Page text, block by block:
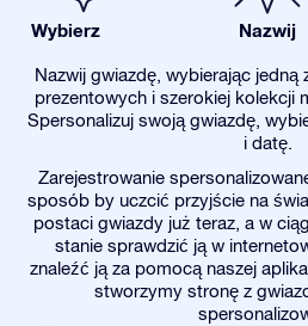
Wybierz Nazwij
Nazwij gwiazdę, wybierając
prezentowych i szerokiej kolekcji
Spersonalizuj swoją gwiazdę,
i datę.
Zarejestrowanie
sposób by uczcić przyjście na
postaci gwiazdy już teraz, a w
stanie sprawdzić ją w
znaleźć ją za pomocą naszej
stworzymy stronę z